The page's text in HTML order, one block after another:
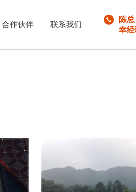
陈
幸
合作伙伴 联系我们